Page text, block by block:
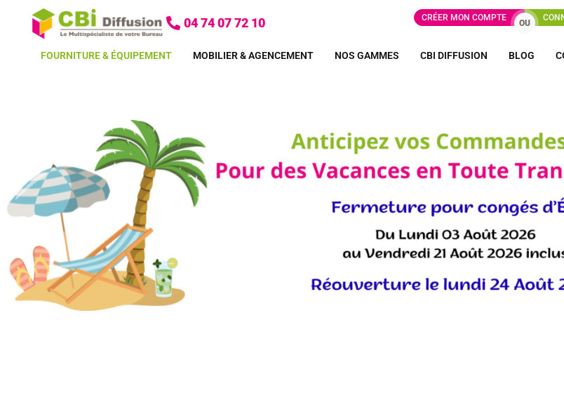
04 74 07 72 10 CRÉER MON COMPTE
OU
FOURNITURE & ÉQUIPEMENT MOBILIER & AGENCEMENT NOS GAMMES CBI DIFFUSION BLOG